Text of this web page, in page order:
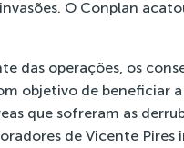
O Conplan
das operações, os
objetivo de beneficiar
que sofreram as
de Vicente Pires